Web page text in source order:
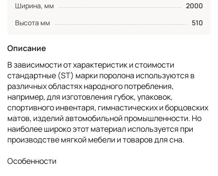
Описание
В зависимости от характеристик и стоимости
стандартные (ST) марки поролона используются в
различных областях народного потребления,
например, для изготовления губок, упаковок,
спортивного инвентаря, гимнастических и борцовских
матов, изделий автомобильной промышленности. Но
наиболее широко этот материал используется при
производстве мягкой мебели и товаров для сна.
Особенности
Ширина, мм
2000
Высота мм
510